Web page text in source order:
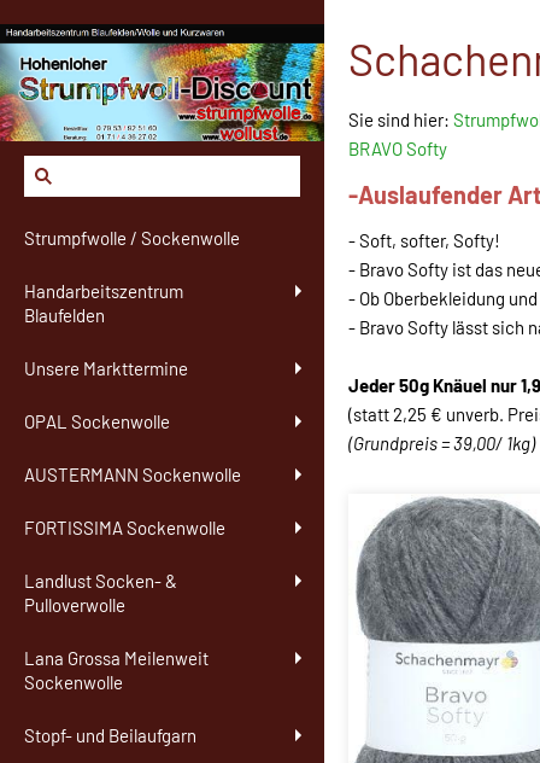
Strumpfwolle / Sockenwolle
Handarbeitszentrum
Blaufelden
Unsere Markttermine
OPAL Sockenwolle
AUSTERMANN Sockenwolle
FORTISSIMA Sockenwolle
Landlust Socken- &
Pulloverwolle
Lana Grossa Meilenweit
Sockenwolle
Stopf- und Beilaufgarn
Sie sind hier:
BRAVO Softy
-Auslaufender
- Soft, softer, Softy!
- Bravo Softy ist das
- Ob Oberbekleidung
- Bravo Softy lässt sich
Jeder 50g Knäuel nur
(statt 2,25 € unverb.
(Grundpreis = 39,00/ 1kg)